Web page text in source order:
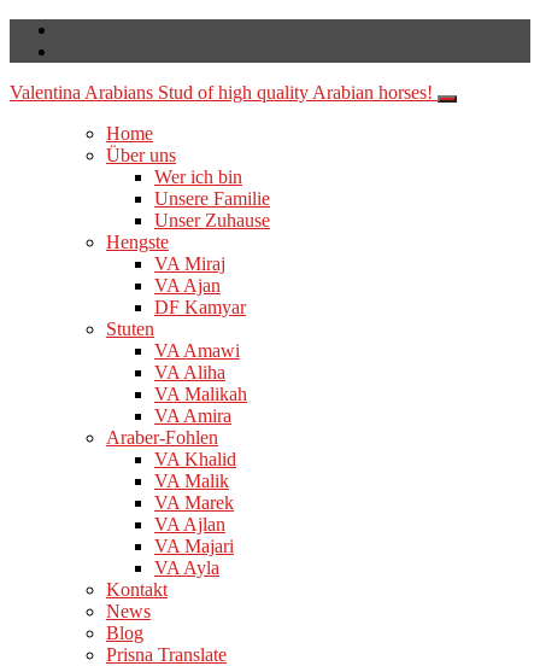
Valentina Arabians Stud of high quality Arabian horses!
Home
Über uns
Wer ich bin
Unsere Familie
Unser Zuhause
Hengste
VA Miraj
VA Ajan
DF Kamyar
Stuten
VA Amawi
VA Aliha
VA Malikah
VA Amira
Araber-Fohlen
VA Khalid
VA Malik
VA Marek
VA Ajlan
VA Majari
VA Ayla
Kontakt
News
Blog
Prisna Translate